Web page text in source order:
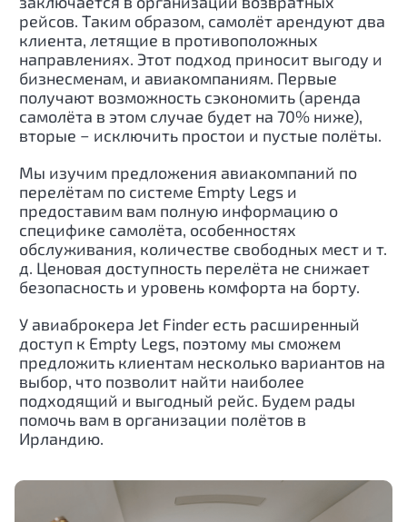
рейсов. Таким образом, самолёт арендуют два
клиента, летящие в противоположных
направлениях. Этот подход приносит выгоду и
бизнесменам, и авиакомпаниям. Первые
получают возможность сэкономить (аренда
самолёта в этом случае будет на 70% ниже),
вторые − исключить простои и пустые полёты.
Мы изучим предложения авиакомпаний по
перелётам по системе Empty Legs и
предоставим вам полную информацию о
специфике самолёта, особенностях
обслуживания, количестве свободных мест и т.
д. Ценовая доступность перелёта не снижает
безопасность и уровень комфорта на борту.
У авиаброкера Jet Finder есть расширенный
доступ к Empty Legs, поэтому мы сможем
предложить клиентам несколько вариантов на
выбор, что позволит найти наиболее
подходящий и выгодный рейс. Будем рады
помочь вам в организации полётов в
Ирландию.